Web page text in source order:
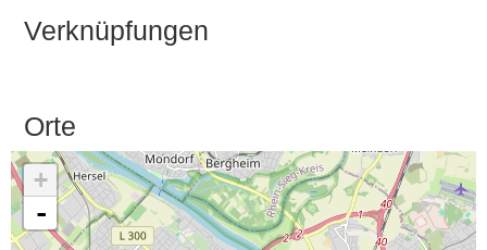
Verknüpfungen
Orte
+
-